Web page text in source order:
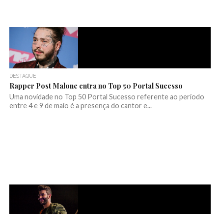
DESTAQUE
Rapper Post Malone entra no Top 50 Portal Sucesso
Uma novidade no Top 50 Portal Sucesso referente ao período
entre 4 e 9 de maio é a presença do cantor e...